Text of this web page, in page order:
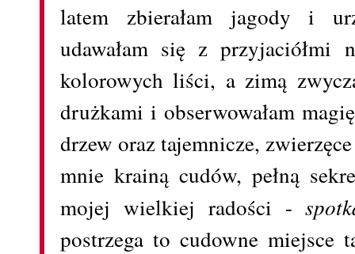
latem zbierałam jagody i
udawałam się z przyjaciółmi
kolorowych liści, a zimą
drużkami i obserwowałam
drzew oraz tajemnicze,
mnie krainą cudów, pełną
mojej wielkiej radości -
postrzega to cudowne